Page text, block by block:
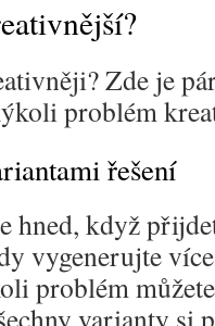
Zde je
problém
řešení
hned, když
vygenerujte
problém
varianty si